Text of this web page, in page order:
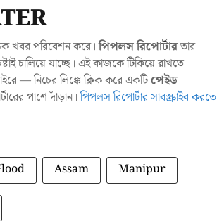
খবর পরিবেশন করে।পিপলস রিপোর্টারতার
চালিয়ে যাচ্ছে। এই কাজকে টিকিয়ে রাখতে
— নিচের লিঙ্কে ক্লিক করে একটিপেইড
পাশে দাঁড়ান।পিপলস রিপোর্টার সাবস্ক্রাইব করতে
Assam Manipur